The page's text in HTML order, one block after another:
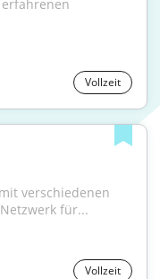
Vollzeit
verschiedenen
für...
Vollzeit